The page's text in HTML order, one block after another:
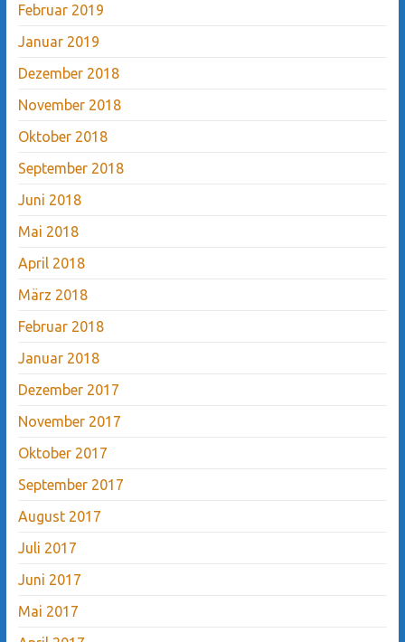
Februar 2019
Januar 2019
Dezember 2018
November 2018
Oktober 2018
September 2018
Juni 2018
Mai 2018
April 2018
März 2018
Februar 2018
Januar 2018
Dezember 2017
November 2017
Oktober 2017
September 2017
August 2017
Juli 2017
Juni 2017
Mai 2017